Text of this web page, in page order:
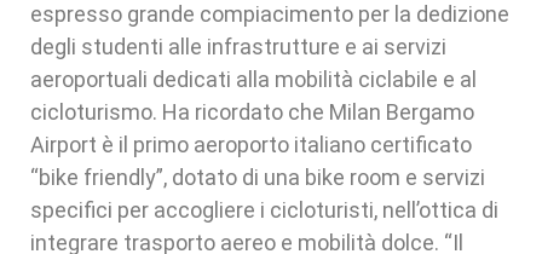
espresso grande compiacimento per la dedizione
degli studenti alle infrastrutture e ai servizi
aeroportuali dedicati alla mobilità ciclabile e al
cicloturismo. Ha ricordato che Milan Bergamo
Airport è il primo aeroporto italiano certificato
“bike friendly”, dotato di una bike room e servizi
specifici per accogliere i cicloturisti, nell’ottica di
integrare trasporto aereo e mobilità dolce. “Il